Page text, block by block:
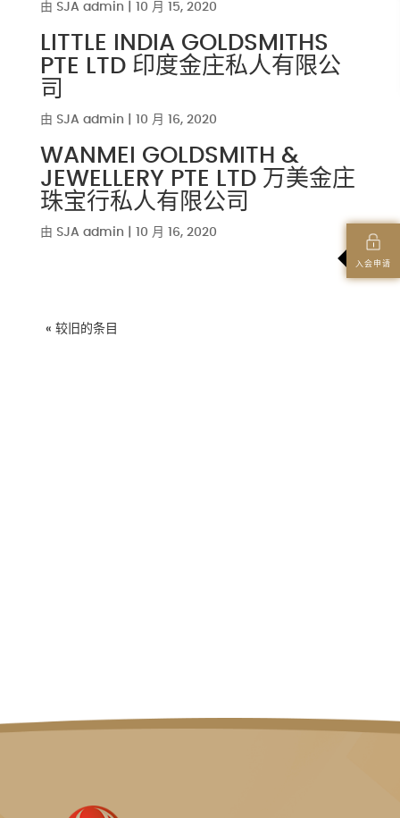
入会申请
由 SJA admin 10 月 15, 2020
LITTLE INDIA GOLDSMITHS
PTE LTD 印度金庄私人有限公
司
由 SJA admin 10 月 16, 2020
WANMEI GOLDSMITH &
JEWELLERY PTE LTD 万美金庄
珠宝行私人有限公司
由 SJA admin 10 月 16, 2020
« 较旧的条目